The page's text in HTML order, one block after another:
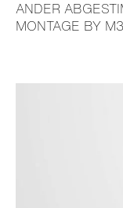
ANDER
MONTAGE BY